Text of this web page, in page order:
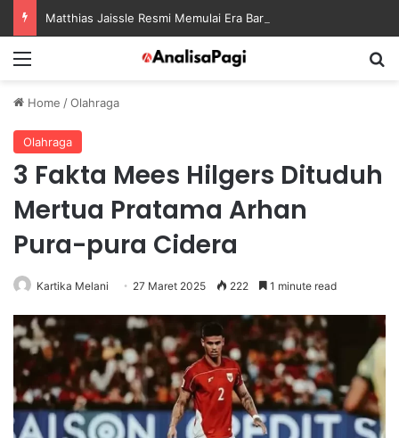
Home /Olahraga
Olahraga
3 Fakta Mees Hilgers Dituduh
Mertua Pratama Arhan
Pura-pura Cidera
Kartika Melani 27 Maret 2025 222 1 minute read